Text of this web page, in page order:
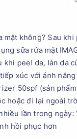
mặt không? Sau
sữa rửa mặt
khi peel da, làn
xúc với ánh
50spf (sản
hoặc đi lại ngoài
lần trong
hồi phục hơn